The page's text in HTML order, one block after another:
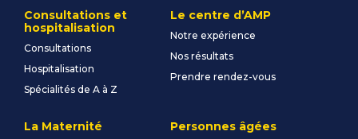
Consultations et
hospitalisation
Consultations
Hospitalisation
Spécialités de A à Z
Le centre d’AMP
Notre expérience
Nos résultats
Prendre rendez-vous
La Maternité Personnes âgées